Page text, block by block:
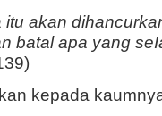
itu akan
batal apa yang
kepada